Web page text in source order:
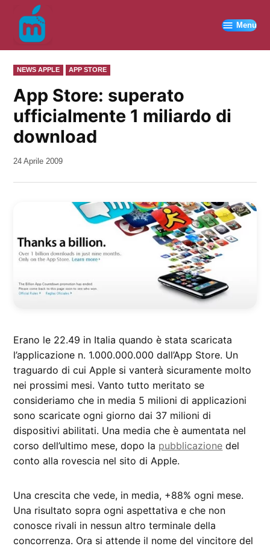
contenuto
Menu
PUBBLICATO
IN
NEWS APPLE APP STORE
App Store: superato
ufficialmente 1 miliardo di
download
da
24 Aprile 2009
Erano le 22.49 in Italia quando è stata scaricata
l’applicazione n. 1.000.000.000 dall’App Store. Un
traguardo di cui Apple si vanterà sicuramente molto
nei prossimi mesi. Vanto tutto meritato se
consideriamo che in media 5 milioni di applicazioni
sono scaricate ogni giorno dai 37 milioni di
dispositivi abilitati. Una media che è aumentata nel
corso dell’ultimo mese, dopo la pubblicazione del
conto alla rovescia nel sito di Apple.
Una crescita che vede, in media, +88% ogni mese.
Una risultato sopra ogni aspettativa e che non
conosce rivali in nessun altro terminale della
concorrenza. Ora si attende il nome del vincitore del